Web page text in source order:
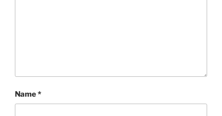
Name*